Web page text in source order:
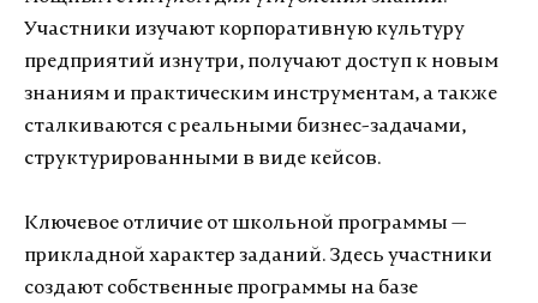
Участники изучают корпоративную культуру
предприятий изнутри, получают доступ к новым
знаниям и практическим инструментам, а также
сталкиваются с реальными бизнес-задачами,
структурированными в виде кейсов.
Ключевое отличие от школьной программы —
прикладной характер заданий. Здесь участники
создают собственные программы на базе